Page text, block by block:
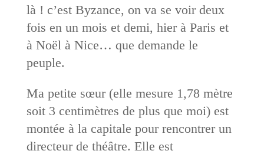
là ! c’est Byzance, on va se voir deux
fois en un mois et demi, hier à Paris et
à Noël à Nice… que demande le
peuple.
Ma petite sœur (elle mesure 1,78 mètre
soit 3 centimètres de plus que moi) est
montée à la capitale pour rencontrer un
directeur de théâtre. Elle est